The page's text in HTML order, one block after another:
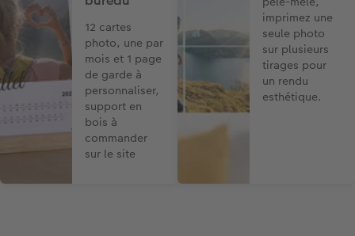
12 cartes
photo, une par
mois et 1 page
de garde à
personnaliser,
support en
bois à
commander
sur le site
imprimez une
seule photo
sur plusieurs
tirages pour
un rendu
esthétique.